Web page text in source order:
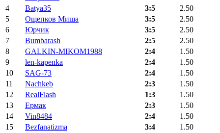
4
Batya35 3:5
2.50
5
Ощепков Миша 3:5
2.50
6
Юрчик 3:5
2.50
7
Bumbarash 2:5
2.50
8
GALKIN-MIKOM1988 2:4
1.50
9
len-kapenka 2:4
1.50
10
SAG-73 2:4
1.50
11
Nachkeb 2:3
1.50
12
RealFlash 1:3
1.50
13
Ермак 2:3
1.50
14
Vin8484 2:4
1.50
15
Bezfanatizma 3:4
1.50